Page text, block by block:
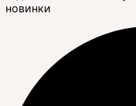
новинки